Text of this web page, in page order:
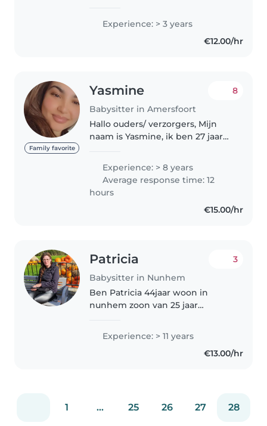
verantwoordelijke oppas met
ervaring in het oppassen op
kinderen. Ik vind het leuk om
Experience: > 3 years
€12.00/hr
Family favorite
Yasmine
Babysitter in Amersfoort
8
Hallo ouders/ verzorgers, Mijn
naam is Yasmine, ik ben 27 jaar
het werken met kinderen. Ik
ben begonnen met de opleiding
tot Gespecialiseerd
Pedagogisch..
Experience: > 8 years
Average response time: 12
hours
€15.00/hr
Patricia
Babysitter in Nunhem
3
Ben Patricia 44jaar woon in
nunhem zoon van 25 jaar
Zou het leuk vinden om om te
passen leuke dingen te doen
met kinderen tussen de 0 en de
Experience: > 11 years
€13.00/hr
1 ... 25 26 27 28